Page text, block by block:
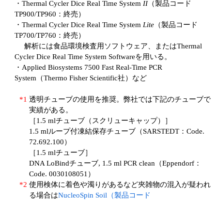
・Thermal Cycler Dice Real Time System II（製品コード
TP900/TP960：終売）
・Thermal Cycler Dice Real Time System Lite （製品コード
TP700/TP760：終売）
解析には食品環境検査用ソフトウェア、またはThermal
Cycler Dice Real Time System Softwareを用いる。
・Applied Biosystems 7500 Fast Real-Time PCR
System（Thermo Fisher Scientific社）など
*1 透明チューブの使用を推奨。弊社では下記のチューブで
実績がある。
［1.5 mlチューブ（スクリューキャップ）］
1.5 mlループ付凍結保存チューブ（SARSTEDT：Code.
72.692.100）
［1.5 mlチューブ］
DNA LoBindチューブ, 1.5 ml PCR clean（Eppendorf：
Code. 0030108051）
*2 使用検体に着色や濁りがあるなど夾雑物の混入が疑われ
る場合はNucleoSpin Soil（製品コード